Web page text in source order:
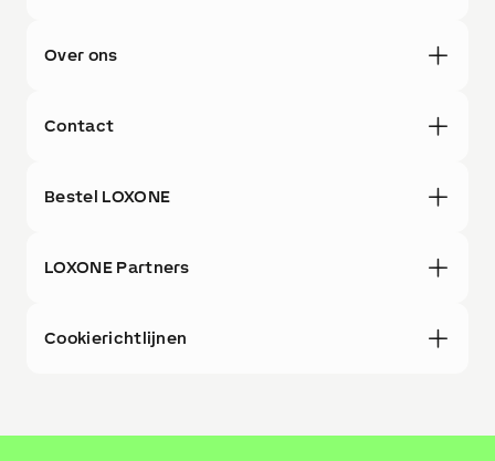
Over ons
Contact
Bestel LOXONE
LOXONE Partners
Cookierichtlijnen